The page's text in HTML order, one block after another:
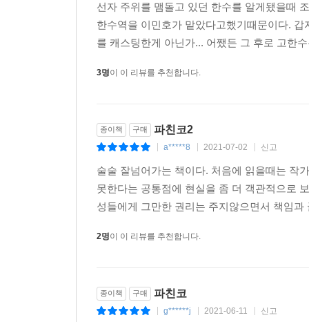
선자 주위를 맴돌고 있던 한수를 알게됐을때
한수역을 이민호가 맡았다고했기때문이다.
를 캐스팅한게 아닌가... 어쨌든 그 후로 고한
3명이 이 리뷰를 추천합니다.
종이책 구매 파친코2
a*****8 2021-07-02 신고
술술 잘넘어가는 책이다. 처음에 읽을때는 작
못한다는 공통점에 현실을 좀 더 객관적으로
성들에게 그만한 권리는 주지않으면서 책임
2명이 이 리뷰를 추천합니다.
종이책 구매 파친코
g******j 2021-06-11 신고